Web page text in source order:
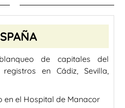
de capitales del
en Cádiz, Sevilla,
en el Hospital de Manacor